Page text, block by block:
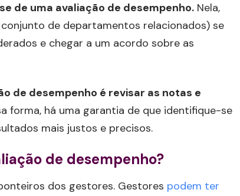
de uma avaliação de desempenho. Nela,
de departamentos relacionados) se
e chegar a um acordo sobre as
de desempenho é revisar as notas e
forma, há uma garantia de que identifique-se
mais justos e precisos.
de desempenho?
dos gestores. Gestores podem ter